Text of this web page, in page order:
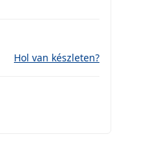
Hol van készleten?